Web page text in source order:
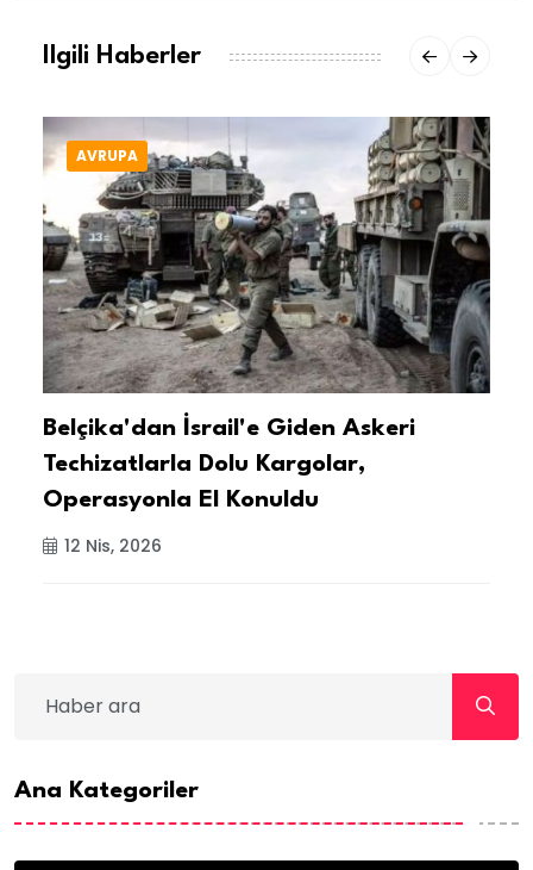
Ilgili Haberler
AVRUPA
Belçika'dan İsrail'e Giden Askeri
Techizatlarla Dolu Kargolar,
Operasyonla El Konuldu
12 Nis, 2026
Ana Kategoriler